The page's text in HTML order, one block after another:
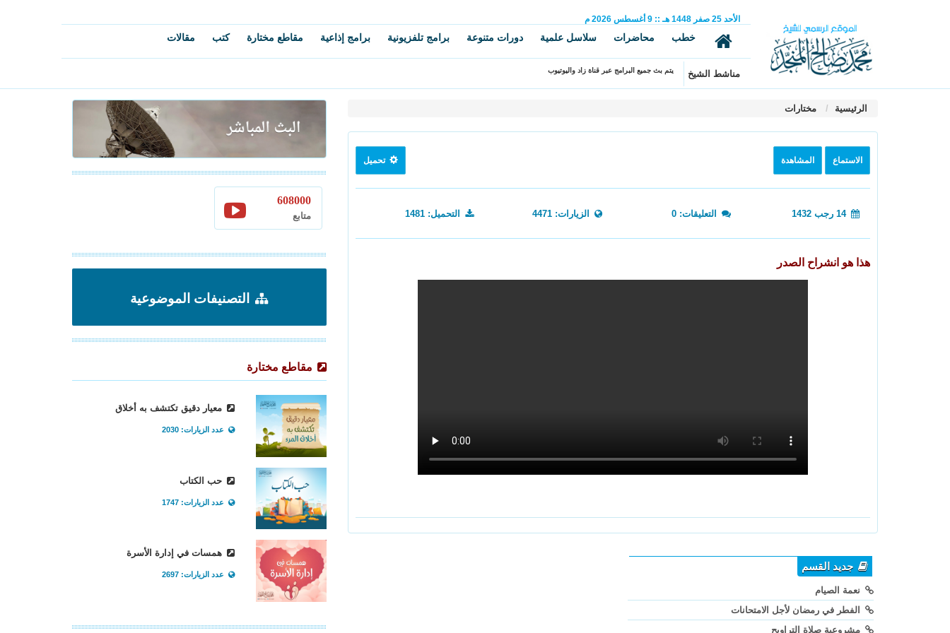
الأحد 25 صفر 1448 هـ ::
9 أغسطس 2026 م
خطب محاضرات سلاسل علمية دورات متنوعة برامج تلفزيونية برامج إذاعية مقاطع مختارة كتب مقالات
مناشط الشيخ يتم بث جميع البرامج عبر قناة زاد واليوتيوب
الرئيسية مختارات
الاستماع المشاهدة تحميل
14 رجب 1432 التعليقات: 0 الزيارات: 4471 التحميل: 1481
هذا هو انشراح الصدر
جديد القسم
نعمة الصيام
الفطر في رمضان لأجل الامتحانات
مشروعية صلاة التراويح
608000
متابع
التصنيفات الموضوعية
مقاطع مختارة
معيار دقيق تكتشف به أخلاق
عدد الزيارات: 2030
حب الكتاب
عدد الزيارات: 1747
همسات في إدارة الأسرة
عدد الزيارات: 2697